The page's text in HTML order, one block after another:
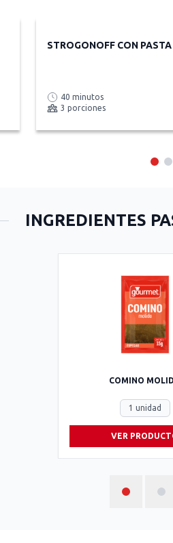
STROGONOFF CON PASTA
40 minutos
3 porciones
INGREDIENTES
COMINO
1 unidad
VER